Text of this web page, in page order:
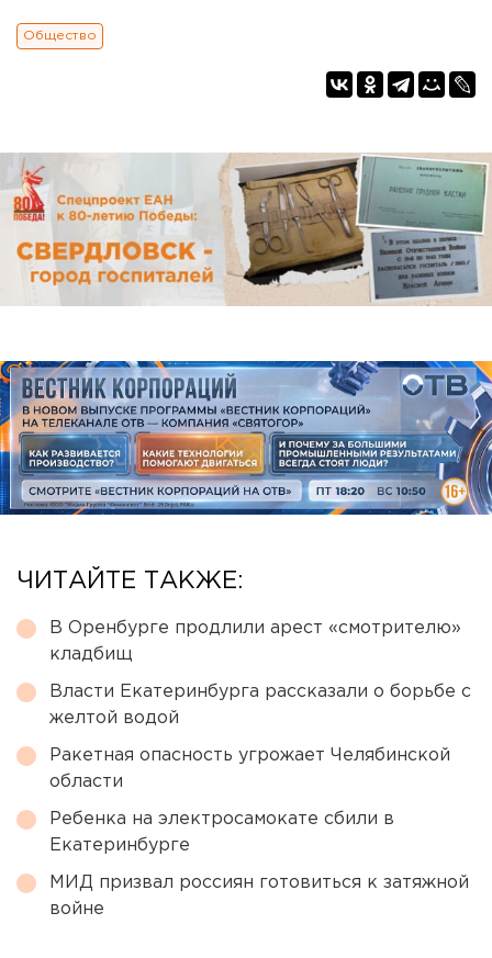
Общество
ЧИТАЙТЕ ТАКЖЕ:
В Оренбурге продлили арест «смотрителю»
кладбищ
Власти Екатеринбурга рассказали о борьбе с
желтой водой
Ракетная опасность угрожает Челябинской
области
Ребенка на электросамокате сбили в
Екатеринбурге
МИД призвал россиян готовиться к затяжной
войне